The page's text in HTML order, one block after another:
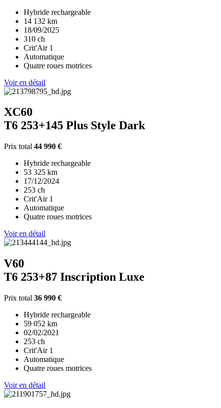
Hybride rechargeable
14 132 km
18/09/2025
310 ch
Crit'Air 1
Automatique
Quatre roues motrices
Voir en détail
XC60
T6 253+145 Plus Style Dark
Prix total 44 990 €
Hybride rechargeable
53 325 km
17/12/2024
253 ch
Crit'Air 1
Automatique
Quatre roues motrices
Voir en détail
V60
T6 253+87 Inscription Luxe
Prix total 36 990 €
Hybride rechargeable
59 052 km
02/02/2021
253 ch
Crit'Air 1
Automatique
Quatre roues motrices
Voir en détail